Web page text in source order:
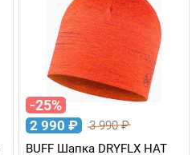
-25%
2 990 ₽ 3 990₽
BUFF Шапка DRYFLX HAT